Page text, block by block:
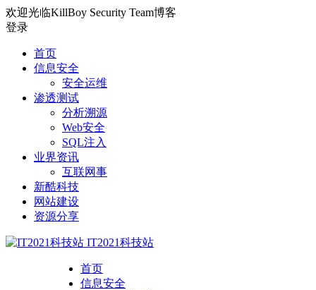
欢迎光临KillBoy Security Team博客
登录
首页
信息安全
安全运维
渗透测试
分析溯源
Web安全
SQL注入
业界资讯
互联网事
新酷科技
网站建设
资源分享
IT2021科技站
首页
信息安全